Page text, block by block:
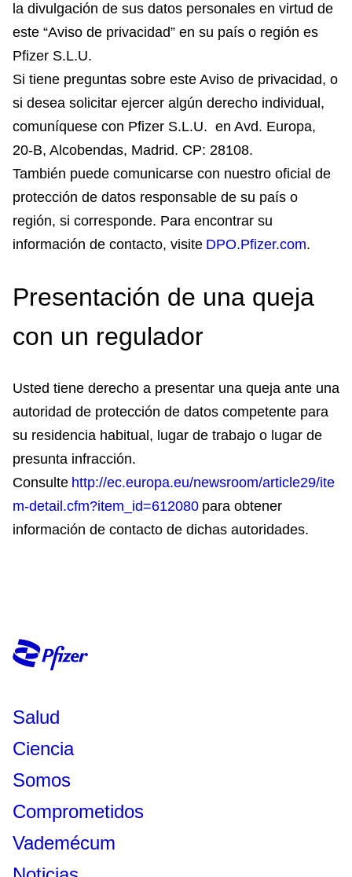
la divulgación de sus datos personales en virtud de
este “Aviso de privacidad” en su país o región es
Pfizer S.L.U.
Si tiene preguntas sobre este Aviso de privacidad, o
si desea solicitar ejercer algún derecho individual,
comuníquese con Pfizer S.L.U. en Avd. Europa,
20-B, Alcobendas, Madrid. CP: 28108.
También puede comunicarse con nuestro oficial de
protección de datos responsable de su país o
región, si corresponde. Para encontrar su
información de contacto, visite DPO.Pfizer.com.
Presentación de una queja
con un regulador
Usted tiene derecho a presentar una queja ante una
autoridad de protección de datos competente para
su residencia habitual, lugar de trabajo o lugar de
presunta infracción.
Consulte http://ec.europa.eu/newsroom/article29/ite
m-detail.cfm?item_id=612080 para obtener
información de contacto de dichas autoridades.
Salud
Ciencia
Somos
Comprometidos
Vademécum